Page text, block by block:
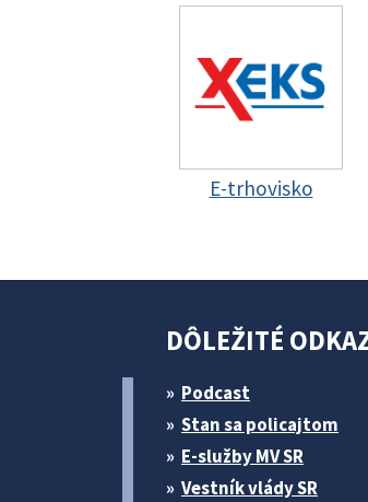
E-trhovisko
DÔLEŽITÉ
Podcast
Stan sa policajtom
E-služby MV SR
Vestník vlády SR